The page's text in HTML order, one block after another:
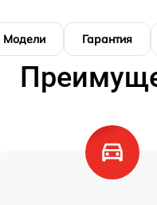
Модели Гарантия